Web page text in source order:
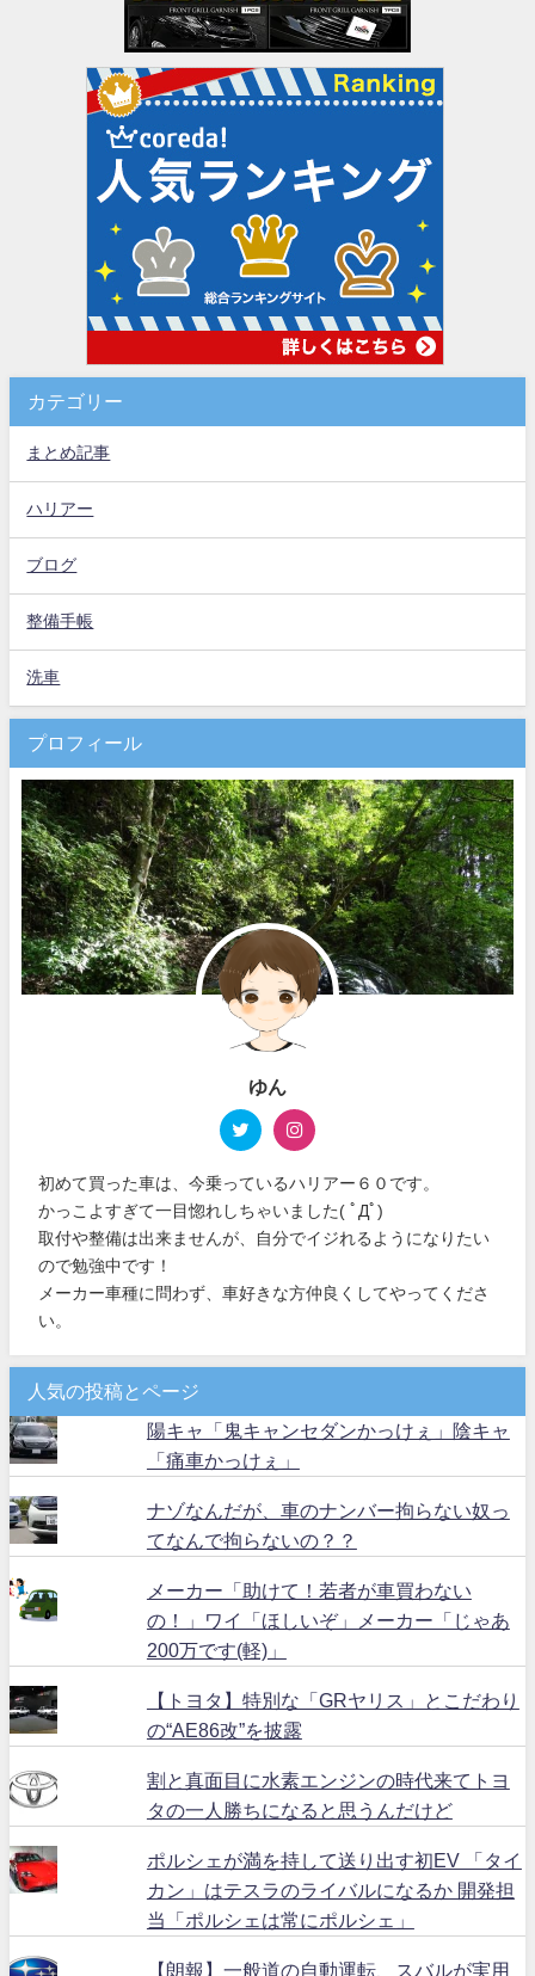
カテゴリー
まとめ記事
ハリアー
ブログ
整備手帳
洗車
プロフィール
ゆん
初めて買った車は、今乗っているハリアー６０です。
かっこよすぎて一目惚れしちゃいました( ﾟДﾟ)
取付や整備は出来ませんが、自分でイジれるようになりたい
ので勉強中です！
メーカー車種に問わず、車好きな方仲良くしてやってくださ
い。
人気の投稿とページ
陽キャ「鬼キャンセダンかっけぇ」陰キャ
「痛車かっけぇ」
ナゾなんだが、車のナンバー拘らない奴っ
てなんで拘らないの？？
メーカー「助けて！若者が車買わない
の！」ワイ「ほしいぞ」メーカー「じゃあ
200万です(軽)」
【トヨタ】特別な「GRヤリス」とこだわり
の“AE86改”を披露
割と真面目に水素エンジンの時代来てトヨ
タの一人勝ちになると思うんだけど
ポルシェが満を持して送り出す初EV 「タイ
カン」はテスラのライバルになるか 開発担
当「ポルシェは常にポルシェ」
【朗報】一般道の自動運転、スバルが実用